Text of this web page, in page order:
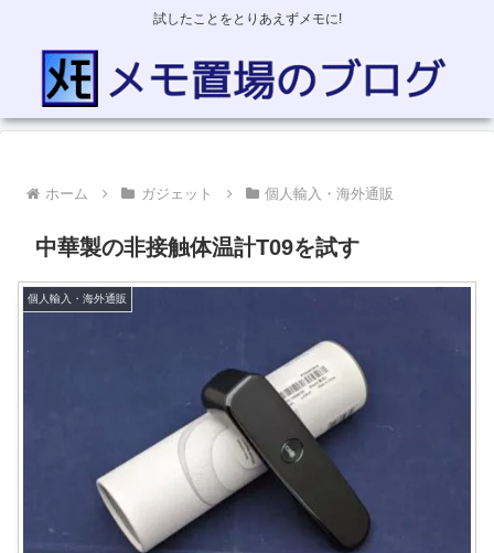
試したことをとりあえずメモに!
ホーム ガジェット 個人輸入・海外通販
中華製の非接触体温計T09を試す
個人輸入・海外通販